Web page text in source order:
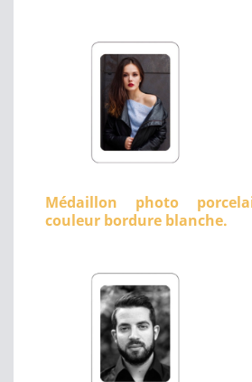
Médaillon photo
couleur bordure blanche.